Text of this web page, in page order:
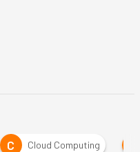
Cloud Computing